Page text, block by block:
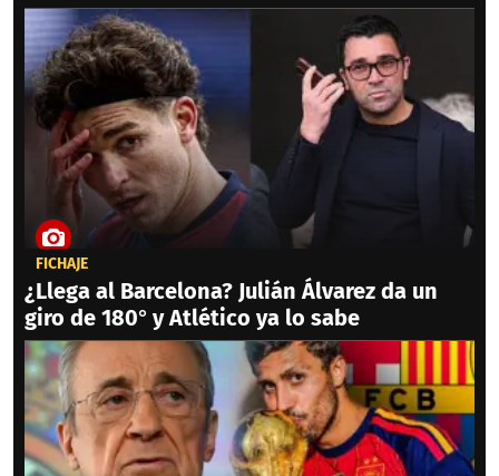
FICHAJE
¿Llega al Barcelona? Julián Álvarez da un
giro de 180° y Atlético ya lo sabe